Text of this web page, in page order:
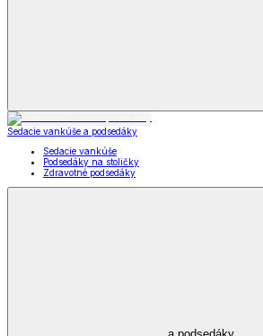
Sedacie vankúše a podsedáky
Sedacie vankúše
Podsedáky na stoličky
Zdravotné podsedáky